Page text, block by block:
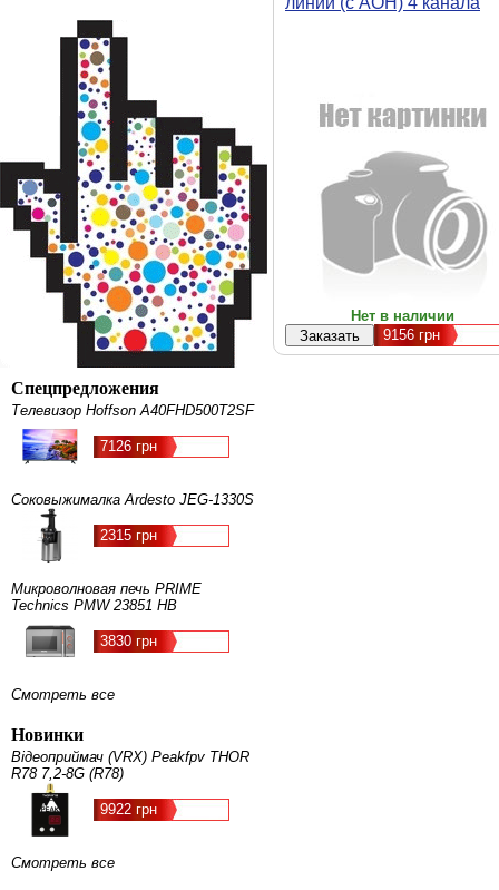
Спецпредложения
Телевизор Hoffson A40FHD500T2SF
7126 грн
Соковыжималка Ardesto JEG-1330S
2315 грн
Микроволновая печь PRIME
Technics PMW 23851 HB
3830 грн
Смотреть все
Новинки
Відеоприймач (VRX) Peakfpv THOR
R78 7,2-8G (R78)
9922 грн
Смотреть все
Нет в наличии
9156 грн